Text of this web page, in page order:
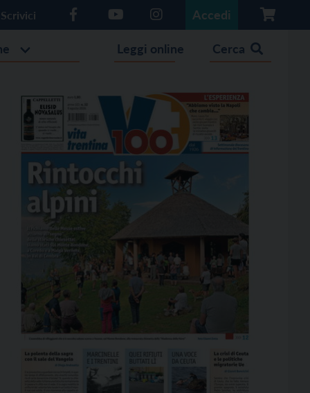
Scrivici Accedi
Leggi online Cerca